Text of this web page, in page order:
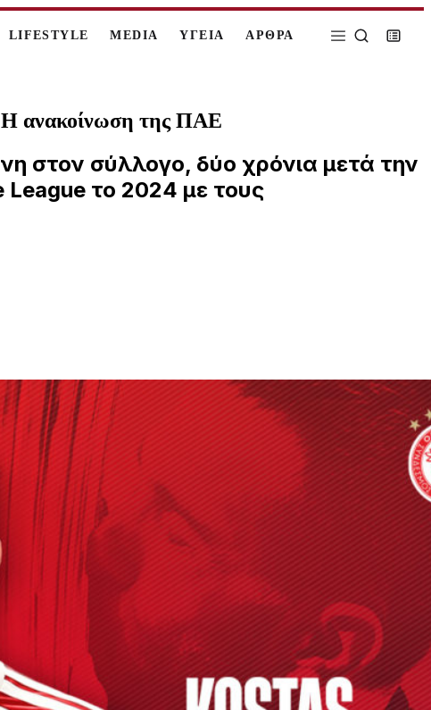
LIFESTYLE MEDIA ΥΓΕΙΑ ΑΡΘΡΑ
Η ανακοίνωση της ΠΑΕ
στον σύλλογο, δύο χρόνια μετά την
το 2024 με τους